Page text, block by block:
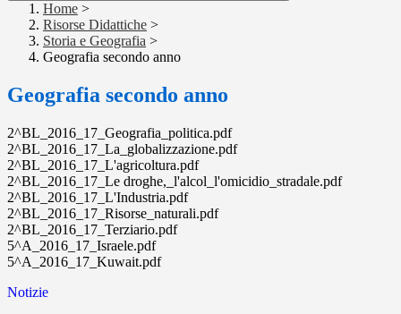
Home >
Risorse Didattiche >
Storia e Geografia >
Geografia secondo anno
Geografia secondo anno
2^BL_2016_17_Geografia_politica.pdf
2^BL_2016_17_La_globalizzazione.pdf
2^BL_2016_17_L'agricoltura.pdf
2^BL_2016_17_Le droghe,_l'alcol_l'omicidio_stradale.pdf
2^BL_2016_17_L'Industria.pdf
2^BL_2016_17_Risorse_naturali.pdf
2^BL_2016_17_Terziario.pdf
5^A_2016_17_Israele.pdf
5^A_2016_17_Kuwait.pdf
Notizie